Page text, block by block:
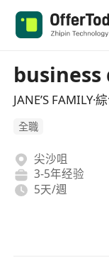
JANE’S FAMILY·
全職
尖沙咀
3-5年经验
5天/週